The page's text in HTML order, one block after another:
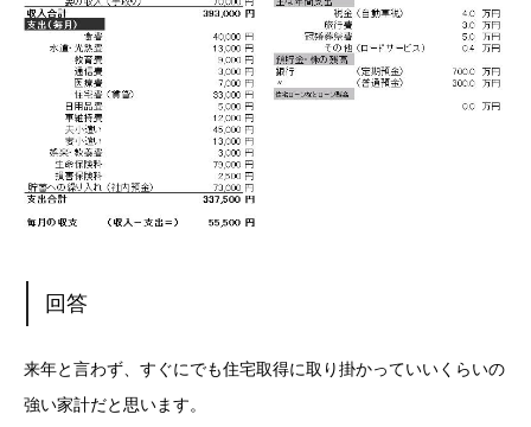
回答
来年と言わず、すぐにでも住宅取得に取り掛かっていいくらいの
強い家計だと思います。